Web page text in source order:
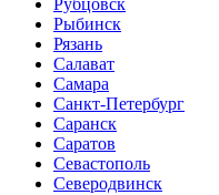
Рыбинск
Рязань
Салават
Самара
Санкт-Петербург
Саранск
Саратов
Севастополь
Северодвинск